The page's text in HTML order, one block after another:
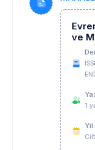
ve
1
Yıl: